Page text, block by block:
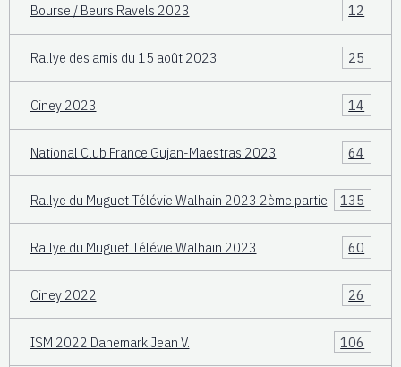
Bourse / Beurs Ravels 2023 12
Rallye des amis du 15 août 2023 25
Ciney 2023 14
National Club France Gujan-Maestras 2023 64
Rallye du Muguet Télévie Walhain 2023 2ème partie 135
Rallye du Muguet Télévie Walhain 2023 60
Ciney 2022 26
ISM 2022 Danemark Jean V. 106